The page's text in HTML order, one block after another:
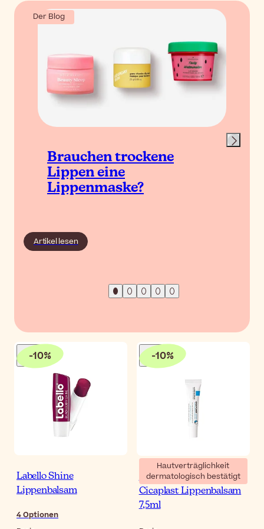
Der Blog
Brauchen trockene
Lippen eine
Lippenmaske?
Artikel lesen
-10%
Labello Shine
Lippenbalsam
4Optionen
-10%
Hautverträglichkeit
dermatologisch bestätigt
La Roche-Posay
Cicaplast Lippenbalsam
7,5ml